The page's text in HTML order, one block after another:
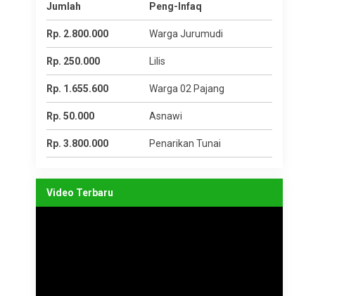
Jumlah Peng-Infaq
Rp. 2.800.000 Warga Jurumudi
Rp. 250.000 Lilis
Rp. 1.655.600 Warga 02 Pajang
Rp. 50.000 Asnawi
Rp. 3.800.000 Penarikan Tunai
Video Terbaru